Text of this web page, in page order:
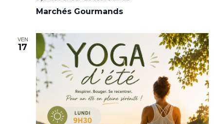
Marchés Gourmands
VEN
17